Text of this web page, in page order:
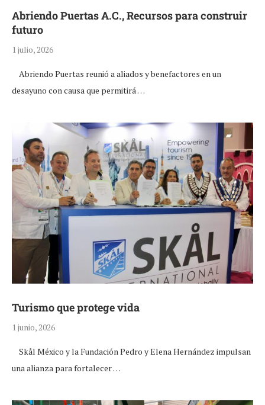
Abriendo Puertas A.C., Recursos para construir
futuro
1 julio, 2026
Abriendo Puertas reunió a aliados y benefactores en un
desayuno con causa que permitirá …
Turismo que protege vida
1 junio, 2026
Skål México y la Fundación Pedro y Elena Hernández impulsan
una alianza para fortalecer …